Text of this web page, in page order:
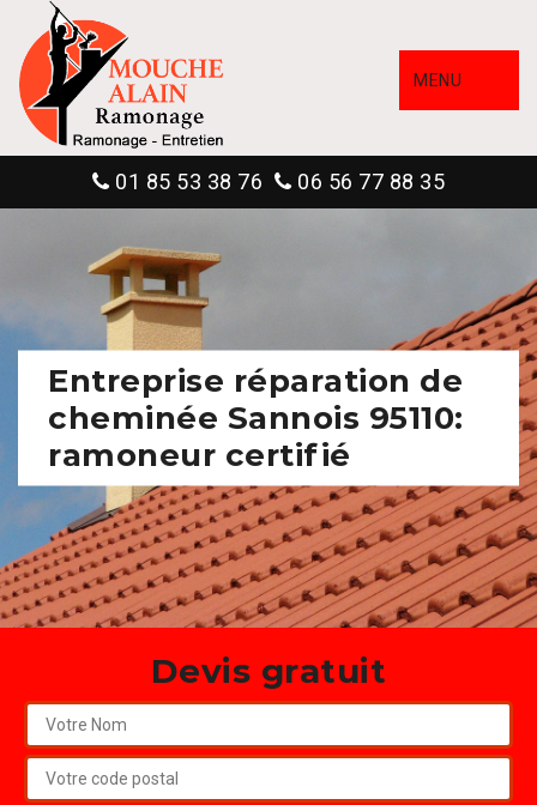
MENU
01 85 53 38 76 06 56 77 88 35
Entreprise réparation de
cheminée Sannois 95110:
ramoneur certifié
Devis gratuit